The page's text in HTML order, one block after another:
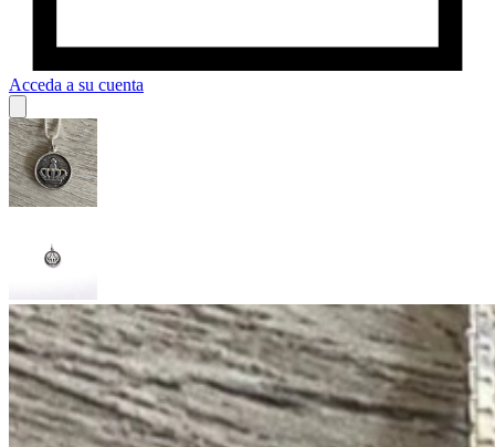
Acceda a su cuenta